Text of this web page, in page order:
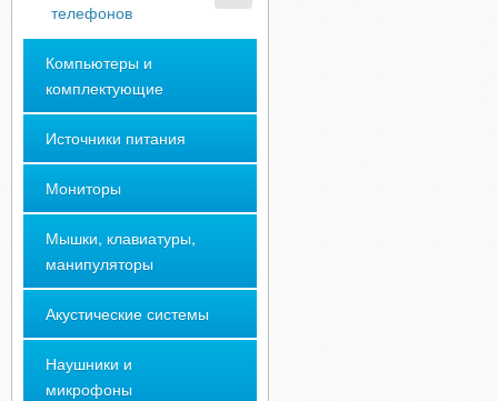
телефонов
Компьютеры и
комплектующие
Источники питания
Мониторы
Мышки, клавиатуры,
манипуляторы
Акустические системы
Наушники и
микрофоны